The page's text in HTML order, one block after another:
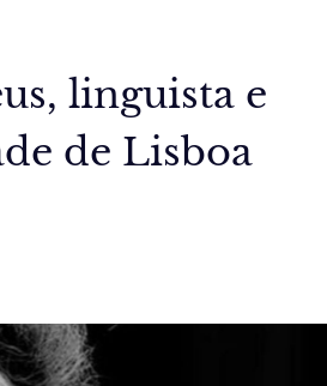
linguista e
de Lisboa